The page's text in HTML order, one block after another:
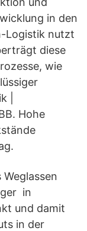
in den
Logistik nutzt
diese
wie
|
Hohe
in
und damit
in der